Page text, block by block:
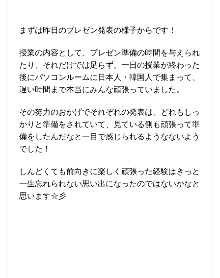
まずは昨日のプレゼン発表の様子からです！
授業の内容として、プレゼン準備の時間を与えられ
たり、それだけでは足らず、一日の授業が終わった
後にパソコンルームに日本人・韓国人で集まって、
遅い時間まで本当にみんな頑張っていました。
その努力のおかげでそれぞれの発表は、どれもしっ
かりと準備をされていて、見ている側も頑張って準
備をしたんだなと一目で感じられるようなないよう
でした！
しんどくても前向きに楽しく頑張った経験はきっと
一生忘れられない思い出になったのではないかなと
思います☆彡